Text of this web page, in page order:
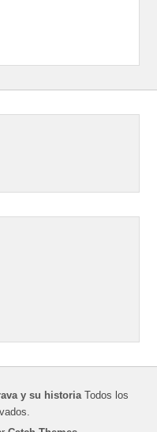
y su historiaTodos los